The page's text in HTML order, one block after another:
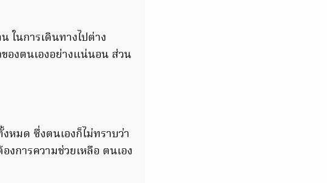
ในการเดินทางไปต่าง
องตนเองอย่างแน่นอน ส่วน
หมด ซึ่งตนเองก็ไม่ทราบว่า
งการความช่วยเหลือ ตนเอง